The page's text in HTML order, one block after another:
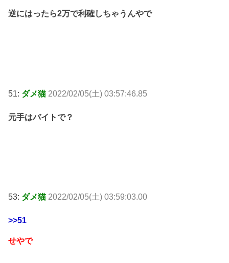
逆にはったら2万で利確しちゃうんやで
51: ダメ猫 2022/02/05(土) 03:57:46.85
元手はバイトで？
53: ダメ猫 2022/02/05(土) 03:59:03.00
>>51
せやで